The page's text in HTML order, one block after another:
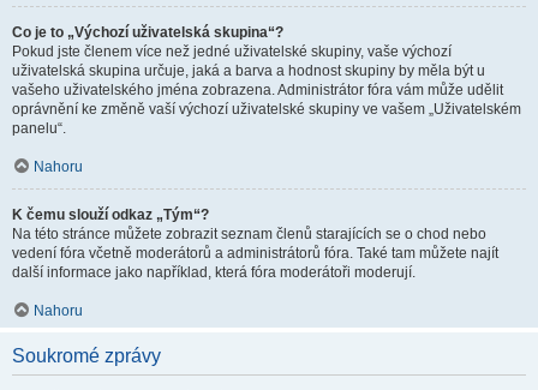
Co je to „Výchozí uživatelská skupina“?
Pokud jste členem více než jedné uživatelské skupiny, vaše výchozí
uživatelská skupina určuje, jaká a barva a hodnost skupiny by měla být u
vašeho uživatelského jména zobrazena. Administrátor fóra vám může udělit
oprávnění ke změně vaší výchozí uživatelské skupiny ve vašem „Uživatelském
panelu“.
Nahoru
K čemu slouží odkaz „Tým“?
Na této stránce můžete zobrazit seznam členů starajících se o chod nebo
vedení fóra včetně moderátorů a administrátorů fóra. Také tam můžete najít
další informace jako například, která fóra moderátoři moderují.
Nahoru
Soukromé zprávy